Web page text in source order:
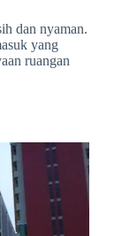
dan nyaman.
yang
ruangan